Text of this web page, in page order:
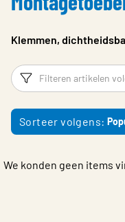
Contact
Choose languge
Klemmen,
Filters
Sorteer volgens:
We konden geen items